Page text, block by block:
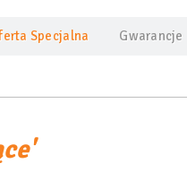
Specjalna Gwarancje